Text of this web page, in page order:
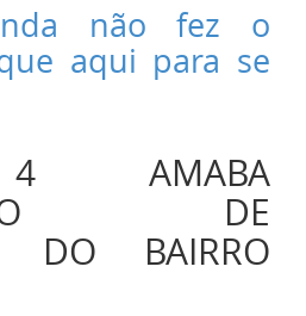
não fez o
aqui para se
AMABA
DE
DO BAIRRO